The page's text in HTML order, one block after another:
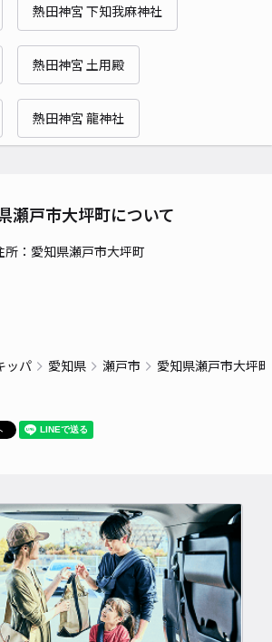
熱田神宮 下知我麻神社
熱田神宮 土用殿
熱田神宮 龍神社
瀬戸市大坪町について
所：愛知県瀬戸市大坪町
ッパ 愛知県 瀬戸市 愛知県瀬戸市大坪